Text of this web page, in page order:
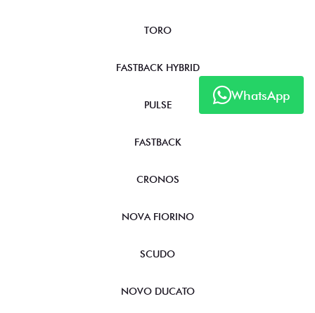
WhatsApp
TORO
FASTBACK HYBRID
PULSE
FASTBACK
CRONOS
NOVA FIORINO
SCUDO
NOVO DUCATO